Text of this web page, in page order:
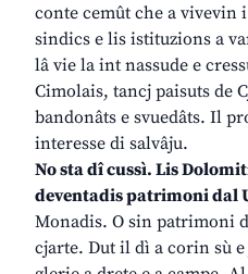
conte cemût che a vivevin
sindics e lis istituzions a
lâ vie la int nassude e
Cimolais, tancj paisuts de
bandonâts e svuedâts. Il
interesse di salvâju.
No sta dî cussì. Lis
deventadis patrimoni dal
Monadis. O sin patrimoni
cjarte. Dut il dì a corin sù